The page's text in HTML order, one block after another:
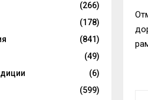
(266)
(178)
(841)
(49)
(6)
(599)